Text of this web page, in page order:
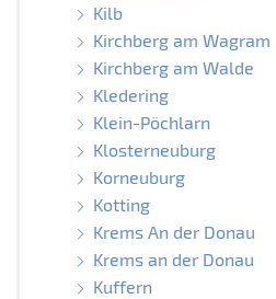
Kilb
Kirchberg am Wagram
Kirchberg am Walde
Kledering
Klein-Pöchlarn
Klosterneuburg
Korneuburg
Kotting
Krems An der Donau
Krems an der Donau
Kuffern